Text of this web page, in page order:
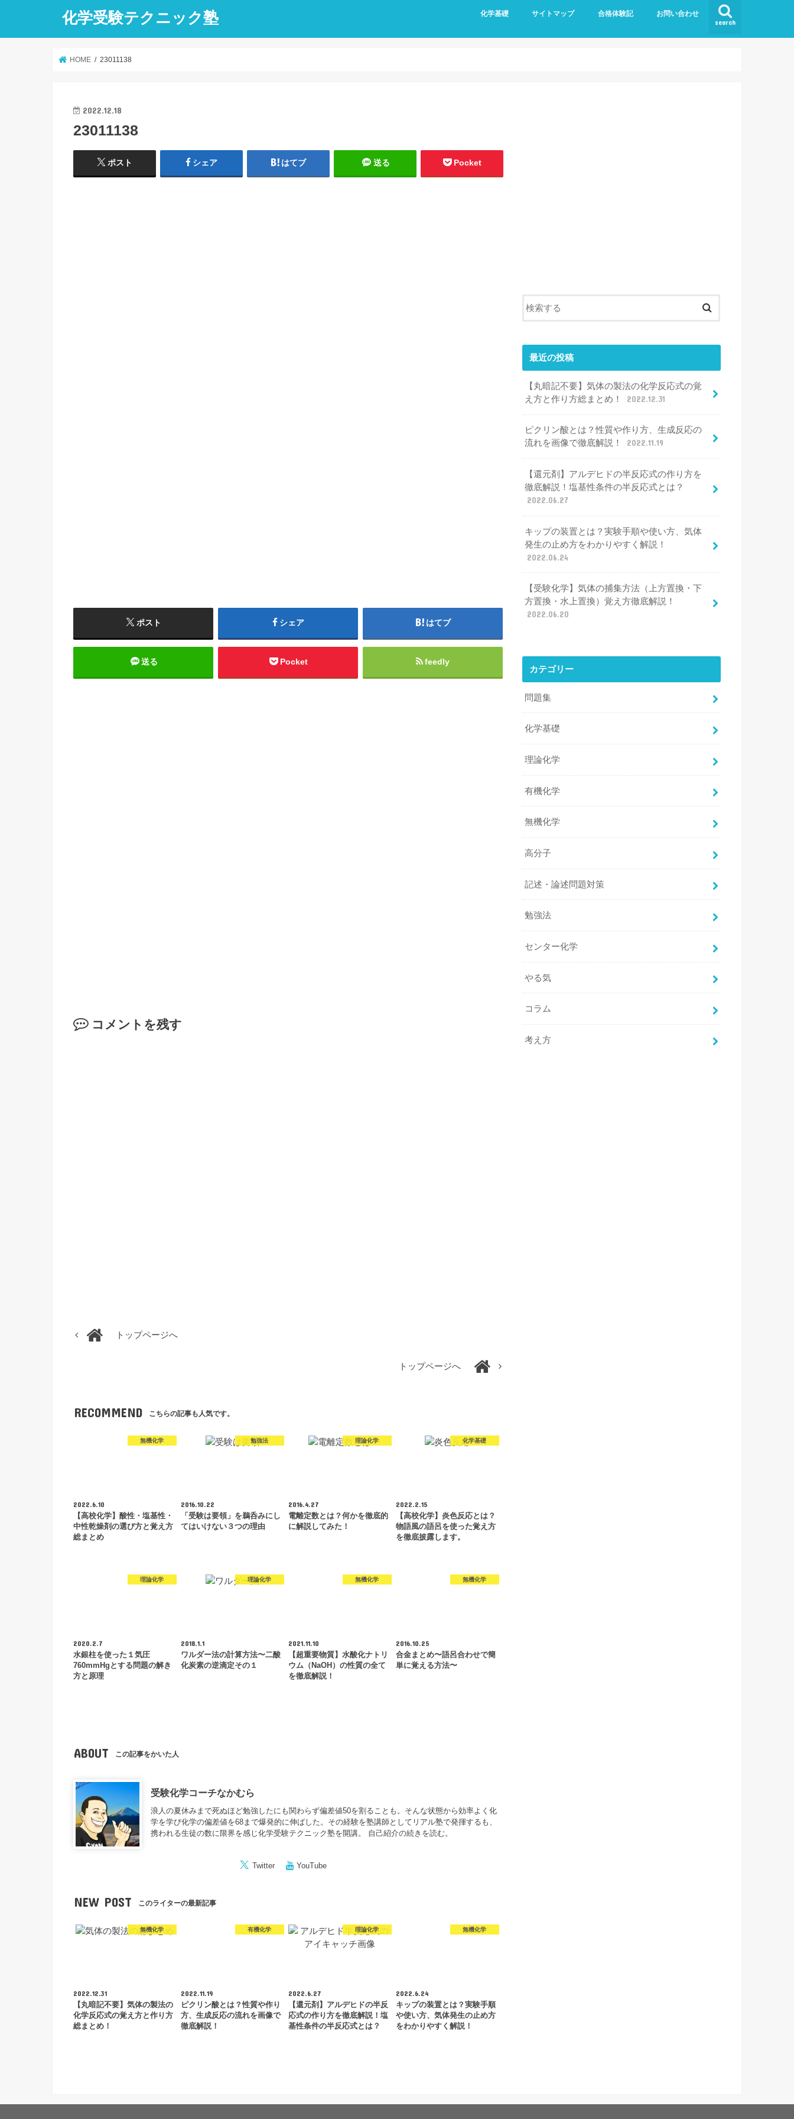
化学受験テクニック塾 search
化学基礎 サイトマップ 合格体験記 お問い合わせ
HOME 23011138
2022.12.18
23011138
ポスト シェア はてブ 送る Pocket
ポスト シェア はてブ
送る Pocket feedly
コメントを残す
トップページへ
トップページへ
RECOMMEND こちらの記事も人気です。
無機化学
2022.6.10
【高校化学】酸性・塩基性・
中性乾燥剤の選び方と覚え方
総まとめ
勉強法
2016.10.22
「受験は要領」を鵜呑みにし
てはいけない３つの理由
理論化学
2016.4.27
電離定数とは？何かを徹底的
に解説してみた！
化学基礎
2022.2.15
【高校化学】炎色反応とは？
物語風の語呂を使った覚え方
を徹底披露します。
理論化学
2020.2.7
水銀柱を使った１気圧
760mmHgとする問題の解き
方と原理
理論化学
2018.1.1
ワルダー法の計算方法〜二酸
化炭素の逆滴定その１
無機化学
2021.11.10
【超重要物質】水酸化ナトリ
ウム（NaOH）の性質の全て
を徹底解説！
無機化学
2016.10.25
合金まとめ〜語呂合わせで簡
単に覚える方法〜
ABOUT この記事をかいた人
受験化学コーチなかむら
浪人の夏休みまで死ぬほど勉強したにも関わらず偏差値50を割ることも。そんな状態から効率よく化
学を学び化学の偏差値を68まで爆発的に伸ばした。その経験を塾講師としてリアル塾で発揮するも、
携われる生徒の数に限界を感じ化学受験テクニック塾を開講。 自己紹介の続きを読む。
Twitter YouTube
NEW POST このライターの最新記事
無機化学
2022.12.31
【丸暗記不要】気体の製法の
化学反応式の覚え方と作り方
総まとめ！
有機化学
2022.11.19
ピクリン酸とは？性質や作り
方、生成反応の流れを画像で
徹底解説！
理論化学
2022.6.27
【還元剤】アルデヒドの半反
応式の作り方を徹底解説！塩
基性条件の半反応式とは？
無機化学
2022.6.24
キップの装置とは？実験手順
や使い方、気体発生の止め方
をわかりやすく解説！
最近の投稿
【丸暗記不要】気体の製法の化学反応式の覚
え方と作り方総まとめ！
2022.12.31
ピクリン酸とは？性質や作り方、生成反応の
流れを画像で徹底解説！
2022.11.19
【還元剤】アルデヒドの半反応式の作り方を
徹底解説！塩基性条件の半反応式とは？
2022.06.27
キップの装置とは？実験手順や使い方、気体
発生の止め方をわかりやすく解説！
2022.06.24
【受験化学】気体の捕集方法（上方置換・下
方置換・水上置換）覚え方徹底解説！
2022.06.20
カテゴリー
問題集
化学基礎
理論化学
有機化学
無機化学
高分子
記述・論述問題対策
勉強法
センター化学
やる気
コラム
考え方